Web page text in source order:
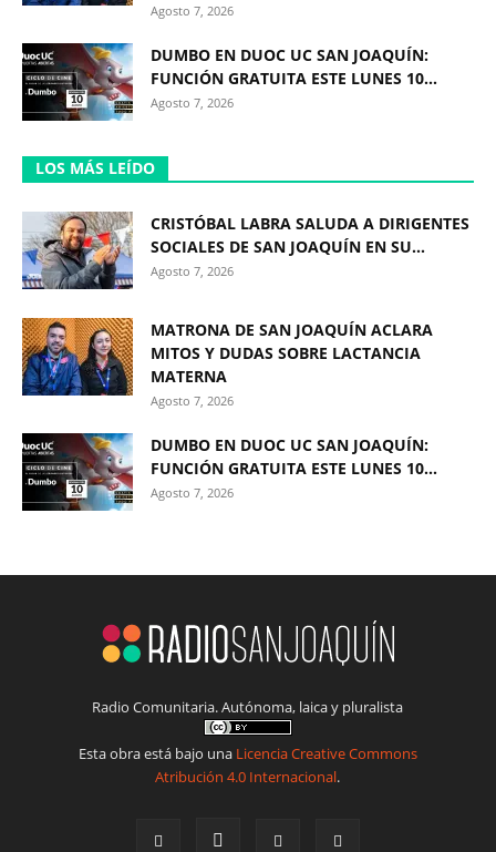
Agosto 7, 2026
DUMBO EN DUOC UC SAN JOAQUÍN:
FUNCIÓN GRATUITA ESTE LUNES 10...
Agosto 7, 2026
LOS MÁS LEÍDO
CRISTÓBAL LABRA SALUDA A DIRIGENTES
SOCIALES DE SAN JOAQUÍN EN SU...
Agosto 7, 2026
MATRONA DE SAN JOAQUÍN ACLARA
MITOS Y DUDAS SOBRE LACTANCIA
MATERNA
Agosto 7, 2026
DUMBO EN DUOC UC SAN JOAQUÍN:
FUNCIÓN GRATUITA ESTE LUNES 10...
Agosto 7, 2026
Radio Comunitaria. Autónoma, laica y pluralista
Esta obra está bajo una Licencia Creative Commons
Atribución 4.0 Internacional.